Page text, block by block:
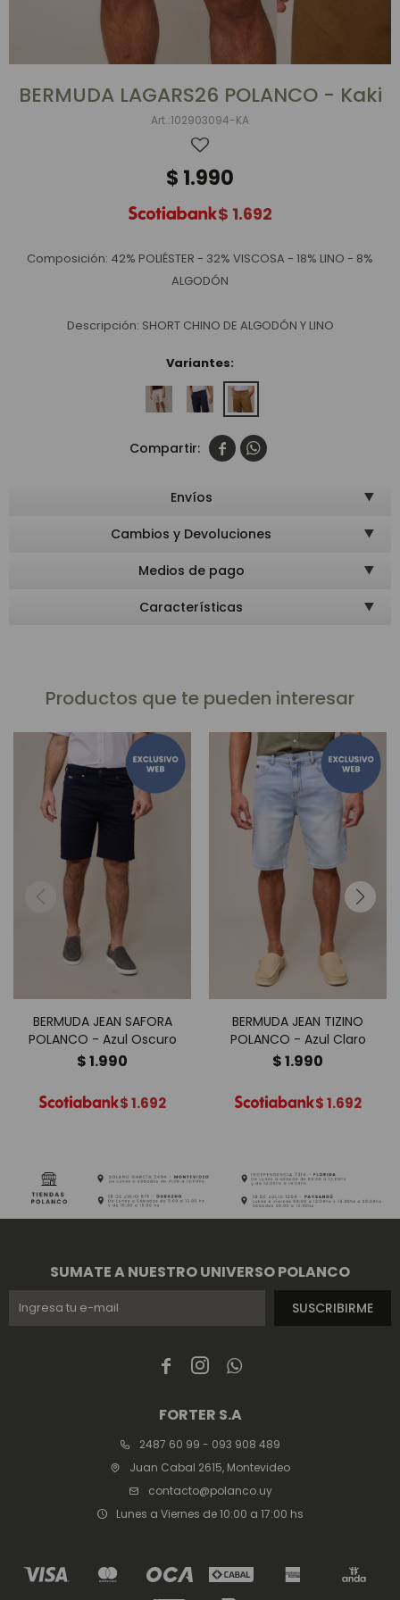
BERMUDA LAGARS26 POLANCO - Kaki
102903094-KA
$ 1.990
$ 1.692
Composición: 42% POLIÉSTER - 32% VISCOSA - 18% LINO - 8%
ALGODÓN
Descripción: SHORT CHINO DE ALGODÓN Y LINO
Variantes:
 
Envíos
Cambios y Devoluciones
Medios de pago
Características
Productos que te pueden interesar
BERMUDA JEAN SAFORA
POLANCO - Azul Oscuro
$1.990
$1.692
BERMUDA JEAN TIZINO
POLANCO - Azul Claro
$1.990
$1.692
  
FORTER S.A
2487 60 99 - 093 908 489
Juan Cabal 2615, Montevideo
contacto@polanco.uy
Lunes a Viernes de 10:00 a 17:00 hs
SUMATE A NUESTRO UNIVERSO POLANCO
SUSCRIBIRME